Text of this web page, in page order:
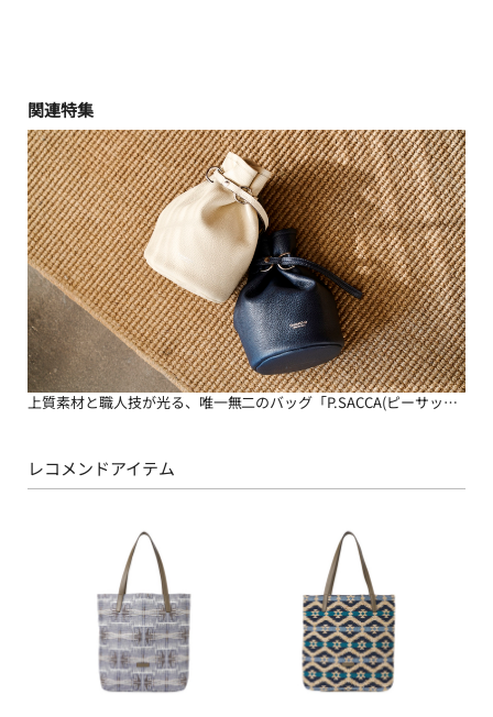
関連特集
上質素材と職人技が光る、唯一無二のバッグ「P.SACCA(ピーサッカ)」
レコメンドアイテム